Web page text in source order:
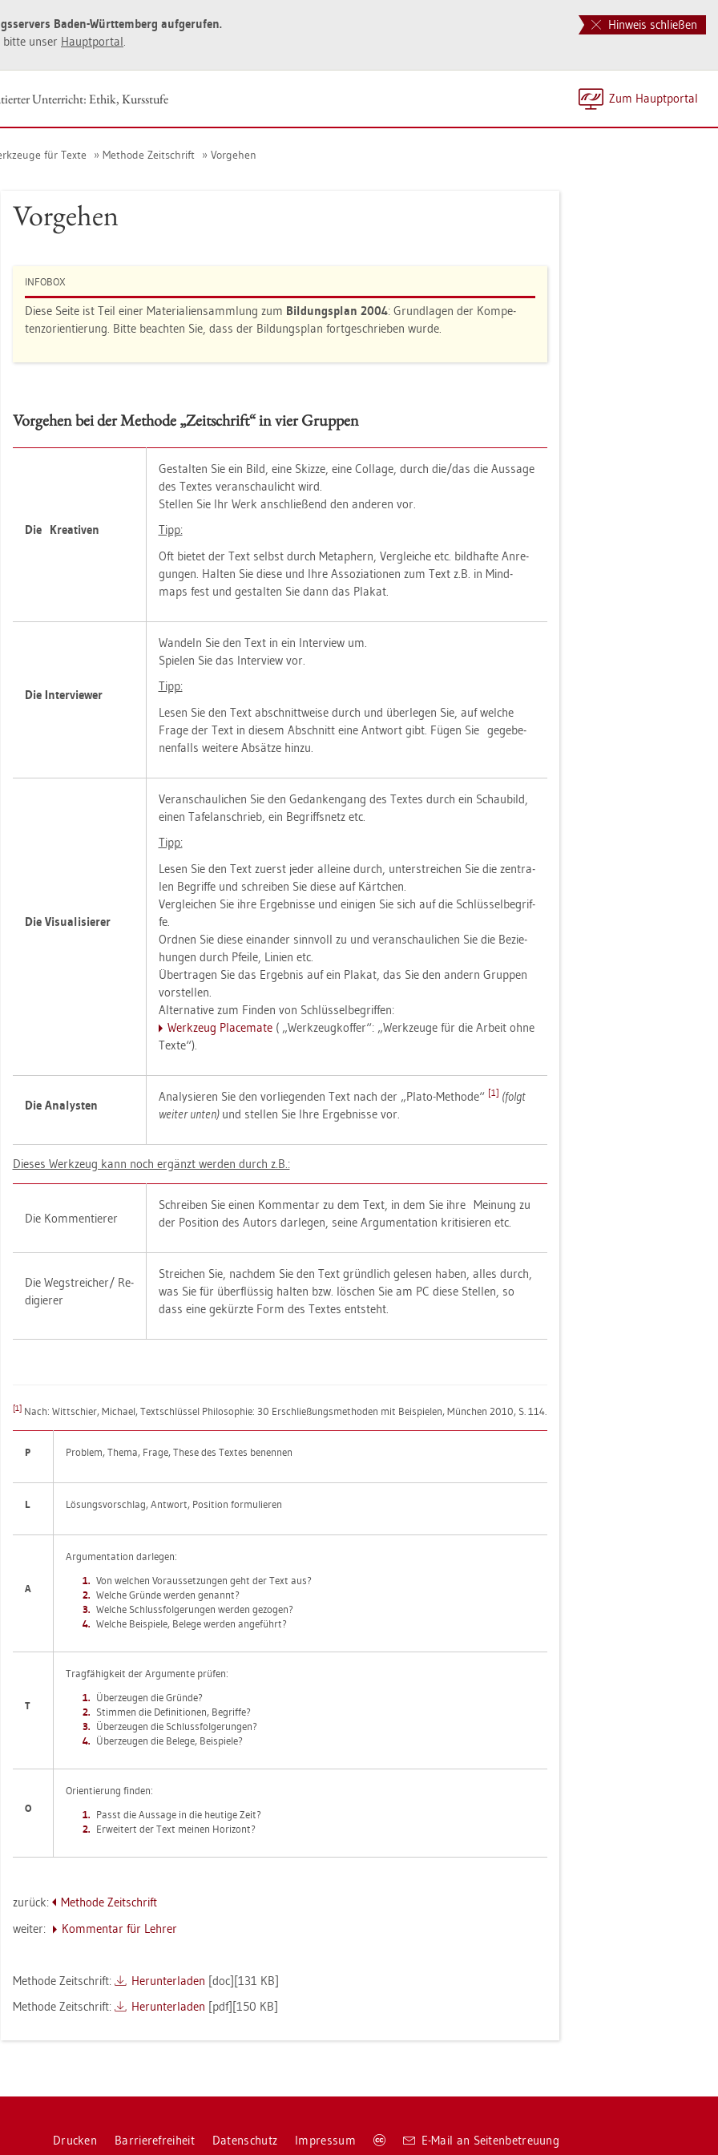
Hinweis schließen
Baden-Würt­tem­berg auf­ge­ru­fen.
bitte unser Haupt­por­tal.
Zum Haupt­por­tal
Un­ter­richt: Ethik, Kurs­stu­fe
für Texte Me­tho­de Zeit­schrift Vor­ge­hen
Vor­ge­hen
IN­FO­BOX
Diese Seite ist Teil einer Ma­te­ria­li­en­samm­lung zum Bil­dungs­plan 2004: Grund­la­gen der Kom­pe­
tenz­ori­en­tie­rung. Bitte be­ach­ten Sie, dass der Bil­dungs­plan fort­ge­schrie­ben wurde.
Vor­ge­hen bei der Me­tho­de „Zeit­schrift“ in vier Grup­pen
Die Krea­ti­ven
Ge­stal­ten Sie ein Bild, eine Skiz­ze, eine Col­la­ge, durch die/das die Aus­sa­ge
des Tex­tes ver­an­schau­licht wird.
Stel­len Sie Ihr Werk an­schlie­ßend den an­de­ren vor.
Tipp:
Oft bie­tet der Text selbst durch Me­ta­phern, Ver­glei­che etc. bild­haf­te An­re­
gun­gen. Hal­ten Sie diese und Ihre As­so­zia­tio­nen zum Text z.B. in Mind­
maps fest und ge­stal­ten Sie dann das Pla­kat.
Die In­ter­view­er
Wan­deln Sie den Text in ein In­ter­view um.
Spie­len Sie das In­ter­view vor.
Tipp:
Lesen Sie den Text ab­schnitt­wei­se durch und über­le­gen Sie, auf wel­che
Frage der Text in die­sem Ab­schnitt eine Ant­wort gibt. Fügen Sie ge­ge­be­
nen­falls wei­te­re Ab­sät­ze hinzu.
Die Vi­sua­li­sie­rer
Ver­an­schau­li­chen Sie den Ge­dan­ken­gang des Tex­tes durch ein Schau­bild,
einen Ta­fel­an­schrieb, ein Be­griffs­netz etc.
Tipp:
Lesen Sie den Text zu­erst jeder al­lei­ne durch, un­ter­strei­chen Sie die zen­tra­
len Be­grif­fe und schrei­ben Sie diese auf Kärt­chen.
Ver­glei­chen Sie ihre Er­geb­nis­se und ei­ni­gen Sie sich auf die Schlüs­sel­be­grif­
fe.
Ord­nen Sie diese ein­an­der sinn­voll zu und ver­an­schau­li­chen Sie die Be­zie­
hun­gen durch Pfei­le, Li­ni­en etc.
Über­tra­gen Sie das Er­geb­nis auf ein Pla­kat, das Sie den an­dern Grup­pen
vor­stel­len.
Al­ter­na­ti­ve zum Fin­den von Schlüs­sel­be­grif­fen:
Werk­zeug Pla­ce­ma­te( „Werk­zeug­kof­fer“: „Werk­zeu­ge für die Ar­beit ohne
Texte“).
Die Ana­lys­ten
Ana­ly­sie­ren Sie den vor­lie­gen­den Text nach der „Plato-Me­tho­de“ [1] (folgt
wei­ter unten) und stel­len Sie Ihre Er­geb­nis­se vor.
Die­ses Werk­zeug kann noch er­gänzt wer­den durch z.B.:
Die Kom­men­tie­rer
Schrei­ben Sie einen Kom­men­tar zu dem Text, in dem Sie ihre Mei­nung zu
der Po­si­ti­on des Au­tors dar­le­gen, seine Ar­gu­men­ta­ti­on kri­ti­sie­ren etc.
Die Weg­strei­cher/ Re­
di­gie­rer
Strei­chen Sie, nach­dem Sie den Text gründ­lich ge­le­sen haben, alles durch,
was Sie für über­flüs­sig hal­ten bzw. lö­schen Sie am PC diese Stel­len, so
dass eine ge­kürz­te Form des Tex­tes ent­steht.
[1] Nach: Witt­schier, Mi­cha­el, Text­schlüs­sel Phi­lo­so­phie: 30 Er­schlie­ßungs­me­tho­den mit Bei­spie­len, Mün­chen 2010, S. 114.
P Pro­blem, Thema, Frage, These des Tex­tes be­nen­nen
L Lö­sungs­vor­schlag, Ant­wort, Po­si­ti­on for­mu­lie­ren
A
Ar­gu­men­ta­ti­on dar­le­gen:
Von wel­chen Vor­aus­set­zun­gen geht der Text aus?
Wel­che Grün­de wer­den ge­nannt?
Wel­che Schluss­fol­ge­run­gen wer­den ge­zo­gen?
Wel­che Bei­spie­le, Be­le­ge wer­den an­ge­führt?
T
Trag­fä­hig­keit der Ar­gu­men­te prü­fen:
Über­zeu­gen die Grün­de?
Stim­men die De­fi­ni­tio­nen, Be­grif­fe?
Über­zeu­gen die Schluss­fol­ge­run­gen?
Über­zeu­gen die Be­le­ge, Bei­spie­le?
O
Ori­en­tie­rung fin­den:
Passt die Aus­sa­ge in die heu­ti­ge Zeit?
Er­wei­tert der Text mei­nen Ho­ri­zont?
zu­rück:
Me­tho­de Zeit­schrift
wei­ter:
Kom­men­tar für Leh­rer
Me­tho­de Zeit­schrift: Her­un­ter­la­den [doc][131 KB]
Me­tho­de Zeit­schrift:
Her­un­ter­la­den [pdf][150 KB]
Dru­cken Bar­rie­re­frei­heit Da­ten­schutz Im­pres­sum
Co­
E-Mail an Sei­ten­be­treu­ung